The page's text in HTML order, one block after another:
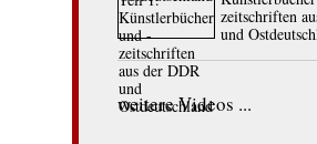
zeitschriften
und
weitere Videos ...